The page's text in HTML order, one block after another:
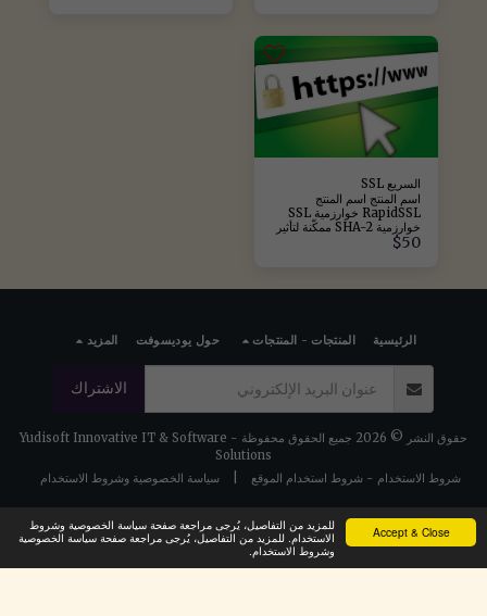
Accept & Close
للمزيد من التفاصيل، يُرجى مراجعة صفحة سياسة الخصوصية وشروط
الاستخدام. للمزيد من التفاصيل، يُرجى مراجعة صفحة سياسة الخصوصية
وشروط الاستخدام.
السريع SSL
اسم المنتج اسم المنتج
RapidSSL خوارزمية SSL
خوارزمية SHA-2 ممكّنة لتأثير
محرك البحث رؤية محرك
نطاقات مؤمنة
domain.com نظام تشغيل
الخادم دعم نظام تشغيل
الخادم Centos و Ubuntu و
Debian و Redhat و
Server تشفير CSR تشفير
بت دعم الشريط الأخضر
المحمولة دعم الأجهزة
المحمولة والهواتف الذكية
توافق المتصفح بنسبة 97%
توافق المتصفح بنسبة 99.3%
$50
الرئيسية المنتجات - المنتجات حول يوديسوفت المزيد
الاشتراك
حقوق النشر © 2026 جميع الحقوق محفوظة -
Yudisoft Innovative IT & Software
Solutions
شروط الاستخدام - شروط استخدام الموقع |سياسة الخصوصية وشروط الاستخدام